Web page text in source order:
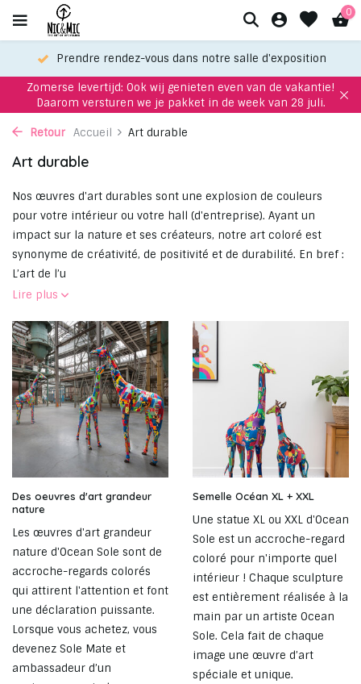
0
Prendre rendez-vous dans notre salle d'exposition
Zomerse levertijd: Ook wij genieten even van de vakantie!
Daarom versturen we je pakket in de week van 28 juli.
Retour Accueil Art durable
Art durable
Nos œuvres d'art durables sont une explosion de couleurs
pour votre intérieur ou votre hall (d'entreprise). Ayant un
impact sur la nature et ses créateurs, notre art coloré est
synonyme de créativité, de positivité et de durabilité. En bref :
L’art de l’u
Lire plus
Des oeuvres d'art grandeur
nature
Les œuvres d'art grandeur
nature d'Ocean Sole sont de
accroche-regards colorés
qui attirent l'attention et font
une déclaration puissante.
Lorsque vous achetez, vous
devenez Sole Mate et
ambassadeur d’un
Semelle Océan XL + XXL
Une statue XL ou XXL d'Ocean
Sole est un accroche-regard
coloré pour n'importe quel
intérieur ! Chaque sculpture
est entièrement réalisée à la
main par un artiste Ocean
Sole. Cela fait de chaque
image une œuvre d’art
spéciale et unique.